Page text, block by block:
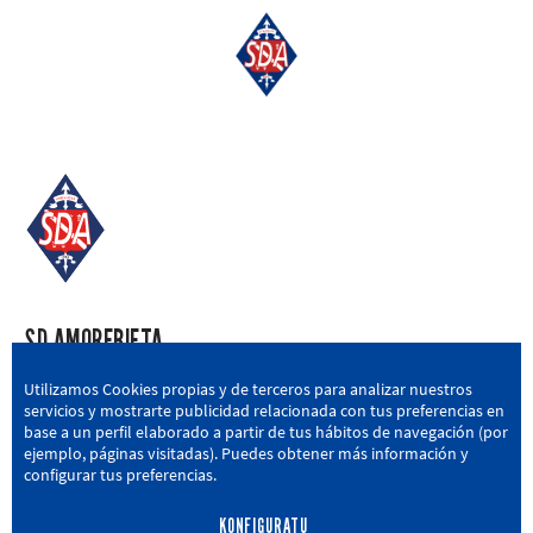
SD AMOREBIETA
San Miguel Kalea, 16, 48340 Amorebieta, Bizkaia
946 604 751 | sda@sdamorebieta.eus
Utilizamos Cookies propias y de terceros para analizar nuestros
servicios y mostrarte publicidad relacionada con tus preferencias en
base a un perfil elaborado a partir de tus hábitos de navegación (por
ejemplo, páginas visitadas). Puedes obtener más información y
configurar tus preferencias.
KONFIGURATU